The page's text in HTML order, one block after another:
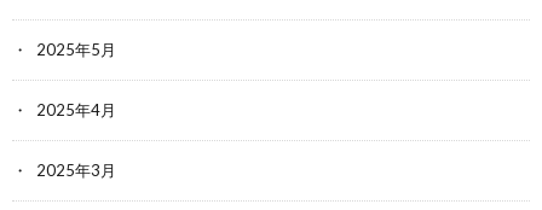
2025年5月
2025年4月
2025年3月